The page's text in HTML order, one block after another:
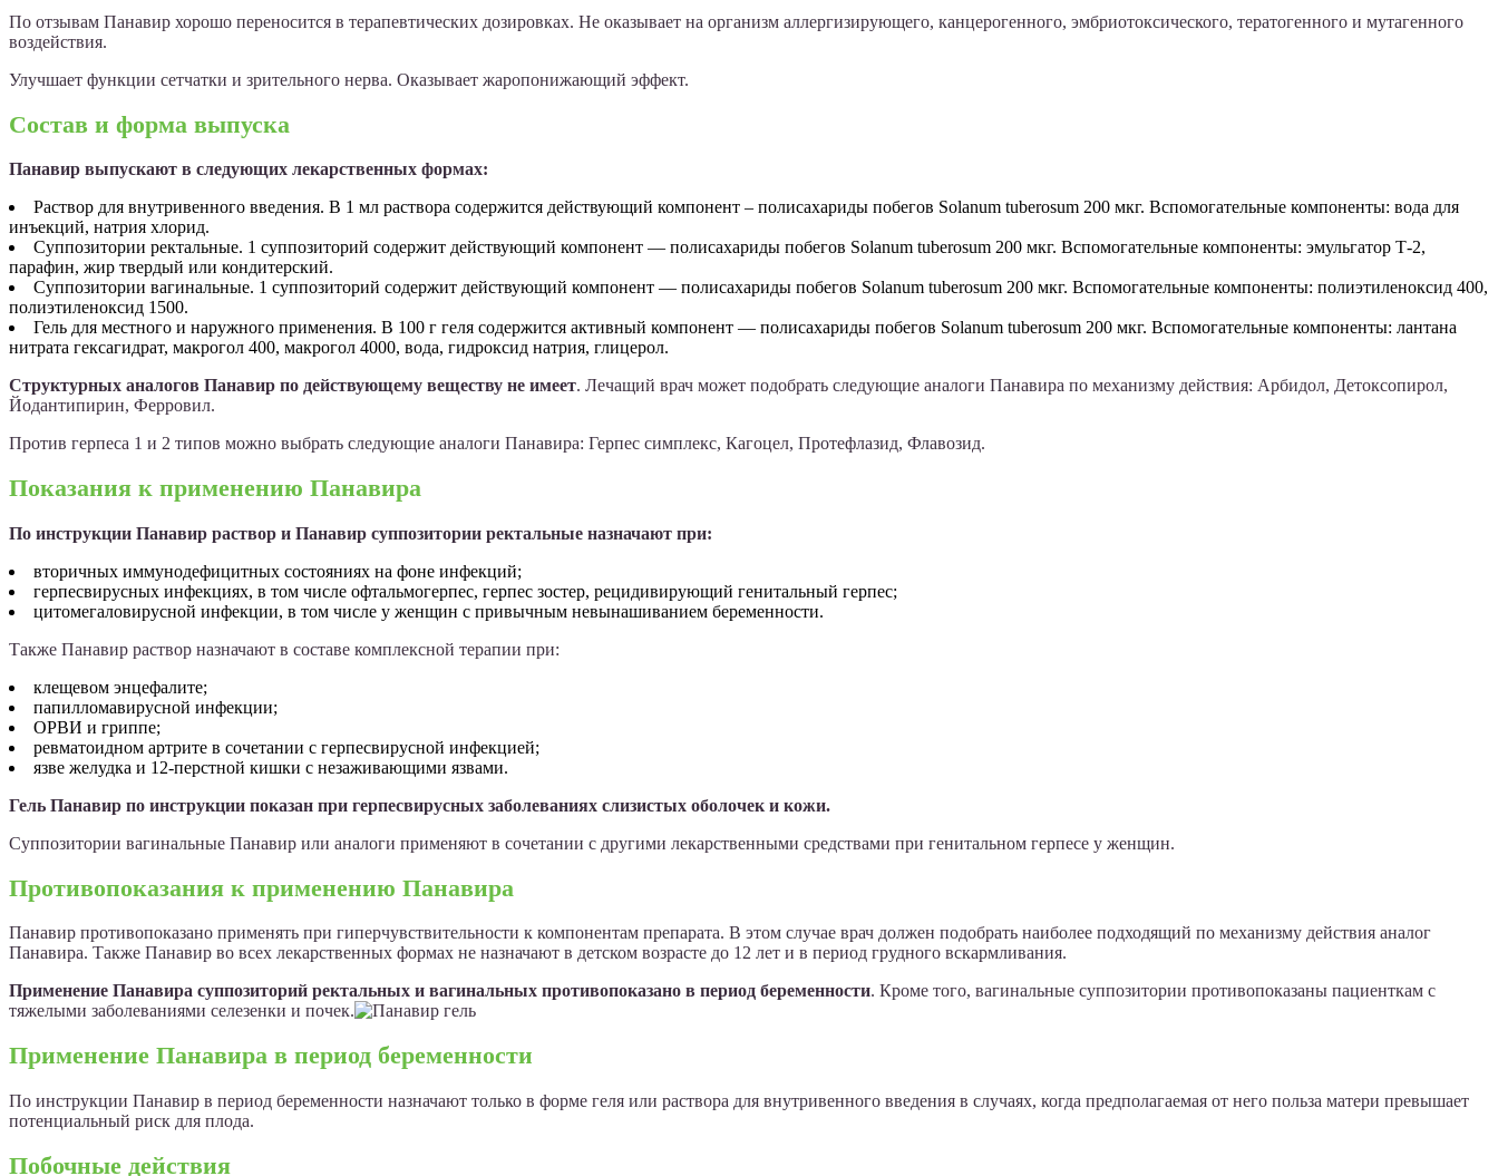
По отзывам Панавир хорошо переносится в терапевтических дозировках. Не оказывает на организм аллергизирующего, канцерогенного, эмбриотоксического, тератогенного и мутагенного
воздействия.
Улучшает функции сетчатки и зрительного нерва. Оказывает жаропонижающий эффект.
Состав и форма выпуска
Панавир выпускают в следующих лекарственных формах:
Раствор для внутривенного введения. В 1 мл раствора содержится действующий компонент – полисахариды побегов Solanum tuberosum 200 мкг. Вспомогательные компоненты: вода для
инъекций, натрия хлорид.
Суппозитории ректальные. 1 суппозиторий содержит действующий компонент — полисахариды побегов Solanum tuberosum 200 мкг. Вспомогательные компоненты: эмульгатор Т-2,
парафин, жир твердый или кондитерский.
Суппозитории вагинальные. 1 суппозиторий содержит действующий компонент — полисахариды побегов Solanum tuberosum 200 мкг. Вспомогательные компоненты: полиэтиленоксид 400,
полиэтиленоксид 1500.
Гель для местного и наружного применения. В 100 г геля содержится активный компонент — полисахариды побегов Solanum tuberosum 200 мкг. Вспомогательные компоненты: лантана
нитрата гексагидрат, макрогол 400, макрогол 4000, вода, гидроксид натрия, глицерол.
Структурных аналогов Панавир по действующему веществу не имеет. Лечащий врач может подобрать следующие аналоги Панавира по механизму действия: Арбидол, Детоксопирол,
Йодантипирин, Ферровил.
Против герпеса 1 и 2 типов можно выбрать следующие аналоги Панавира: Герпес симплекс, Кагоцел, Протефлазид, Флавозид.
Показания к применению Панавира
По инструкции Панавир раствор и Панавир суппозитории ректальные назначают при:
вторичных иммунодефицитных состояниях на фоне инфекций;
герпесвирусных инфекциях, в том числе офтальмогерпес, герпес зостер, рецидивирующий генитальный герпес;
цитомегаловирусной инфекции, в том числе у женщин с привычным невынашиванием беременности.
Также Панавир раствор назначают в составе комплексной терапии при:
клещевом энцефалите;
папилломавирусной инфекции;
ОРВИ и гриппе;
ревматоидном артрите в сочетании с герпесвирусной инфекцией;
язве желудка и 12-перстной кишки с незаживающими язвами.
Гель Панавир по инструкции показан при герпесвирусных заболеваниях слизистых оболочек и кожи.
Суппозитории вагинальные Панавир или аналоги применяют в сочетании с другими лекарственными средствами при генитальном герпесе у женщин.
Противопоказания к применению Панавира
Панавир противопоказано применять при гиперчувствительности к компонентам препарата. В этом случае врач должен подобрать наиболее подходящий по механизму действия аналог
Панавира. Также Панавир во всех лекарственных формах не назначают в детском возрасте до 12 лет и в период грудного вскармливания.
Применение Панавира суппозиторий ректальных и вагинальных противопоказано в период беременности. Кроме того, вагинальные суппозитории противопоказаны пациенткам с
тяжелыми заболеваниями селезенки и почек.
Применение Панавира в период беременности
По инструкции Панавир в период беременности назначают только в форме геля или раствора для внутривенного введения в случаях, когда предполагаемая от него польза матери превышает
потенциальный риск для плода.
Побочные действия